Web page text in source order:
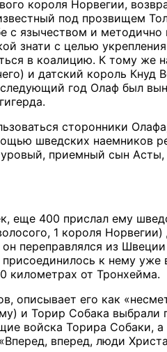
короля Норвегии,
под прозвищем
с язычеством и методично
знати с целью
в коалицию. К тому же
и датский король Кнуд
год Олаф был
сторонники
шведских наемников
приемный сын
еще 400 прислал ему
1 короля
переправлялся из
к нему уже
километрах от Тронхейма.
описывает его как
и Торир Собака выбрали
войска Торира
вперед, люди